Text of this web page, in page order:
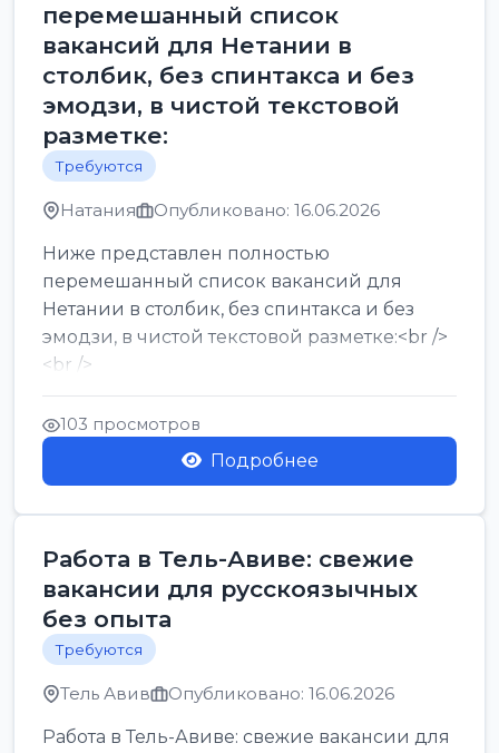
перемешанный список
вакансий для Нетании в
столбик, без спинтакса и без
эмодзи, в чистой текстовой
разметке:
Требуются
Натания Опубликовано: 16.06.2026
Ниже представлен полностью
перемешанный список вакансий для
Нетании в столбик, без спинтакса и без
эмодзи, в чистой текстовой разметке:<br />
<br />
Работа в Нетании на мебельном
производстве: требу...
103 просмотров
Подробнее
Работа в Тель-Авиве: свежие
вакансии для русскоязычных
без опыта
Требуются
Тель Авив Опубликовано: 16.06.2026
Работа в Тель-Авиве: свежие вакансии для